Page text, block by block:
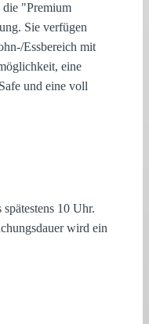
die "Premium
Sie verfügen
Essbereich mit
eine
und eine voll
10 Uhr.
wird ein